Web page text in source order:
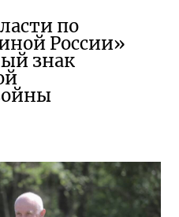
по
России»
знак